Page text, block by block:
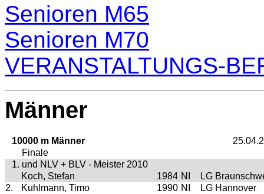
Senioren M65
Senioren M70
VERANSTALTUNGS-
Männer
10000 m Männer
Finale
1. und NLV + BLV - Meister 2010
Koch, Stefan
1984 NI
LG
2.
Kuhlmann, Timo 1990 NI
LG Hannover